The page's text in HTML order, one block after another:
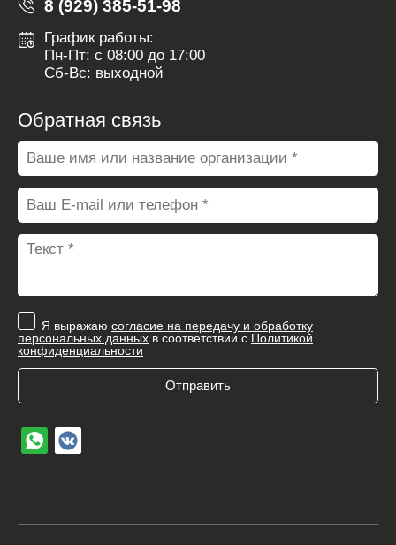
8 (929) 385-51-98
График работы:
Пн-Пт: с 08:00 до 17:00
Сб-Вс: выходной
Обратная связь
Я выражаю согласие на передачу и обработку
персональных данных в соответствии с Политикой
конфиденциальности
Отправить